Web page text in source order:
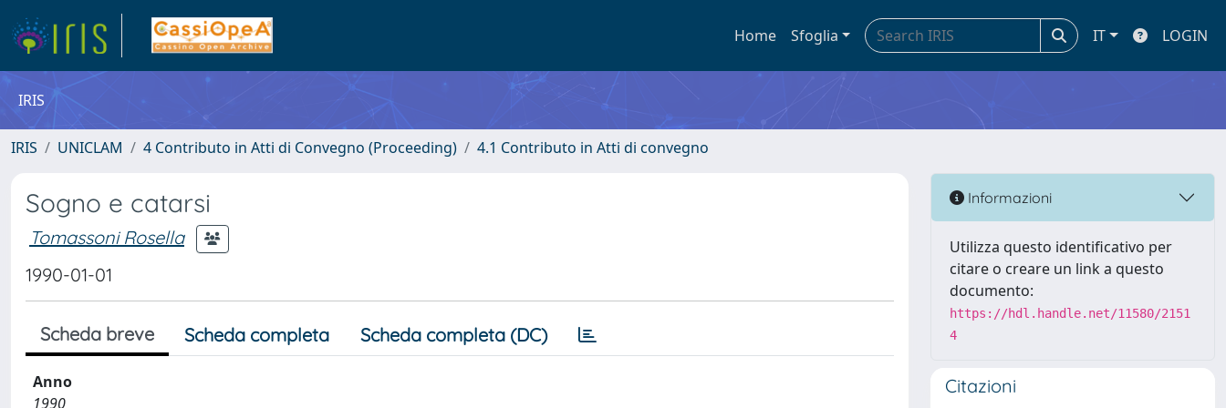
Home Sfoglia IT LOGIN
IRIS
IRIS UNICLAM 4 Contributo in Atti di Convegno (Proceeding) 4.1 Contributo in Atti di convegno
Sogno e catarsi
Tomassoni Rosella
1990-01-01
Scheda breve Scheda completa Scheda completa (DC)
Anno
1990
Informazioni
Utilizza questo identificativo per
citare o creare un link a questo
documento:
https://hdl.handle.net/11580/2151
4
Citazioni